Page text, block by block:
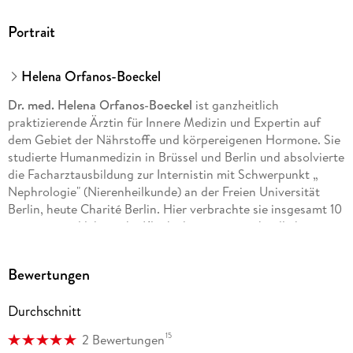
Portrait
Helena Orfanos-Boeckel
Dr. med. Helena Orfanos-Boeckel ist ganzheitlich
praktizierende Ärztin für Innere Medizin und Expertin auf
dem Gebiet der Nährstoffe und körpereigenen Hormone. Sie
studierte Humanmedizin in Brüssel und Berlin und absolvierte
die Facharztausbildung zur Internistin mit Schwerpunkt „
Nephrologie" (Nierenheilkunde) an der Freien Universität
Berlin, heute Charité Berlin. Hier verbrachte sie insgesamt 10
intensive und lehrreiche Klinikjahre in unterschiedlichen
Orfanos-Boeckel, Ärztin in dritter Generation, in ihrer
Stoffwechsel- und Präventivmedizin in Berlin-
Charlottenburg. In ihrer Praxis ging sie von Anfang an neue
Wege, die klassische internistische Medizin mit den neuen
Bewertungen
Durchschnitt
2 Bewertungen15